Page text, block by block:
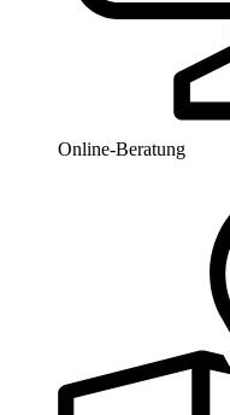
Online-Beratung